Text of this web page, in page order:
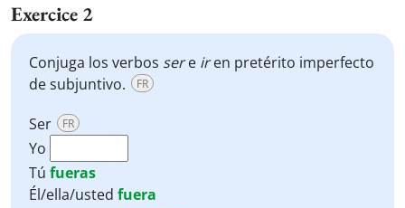
Exercice 2
Conjuga los verbos sere iren pretérito imperfecto
de subjuntivo.
FR
Ser FR
Yo
Tú fueras
Él/ella/usted fuera